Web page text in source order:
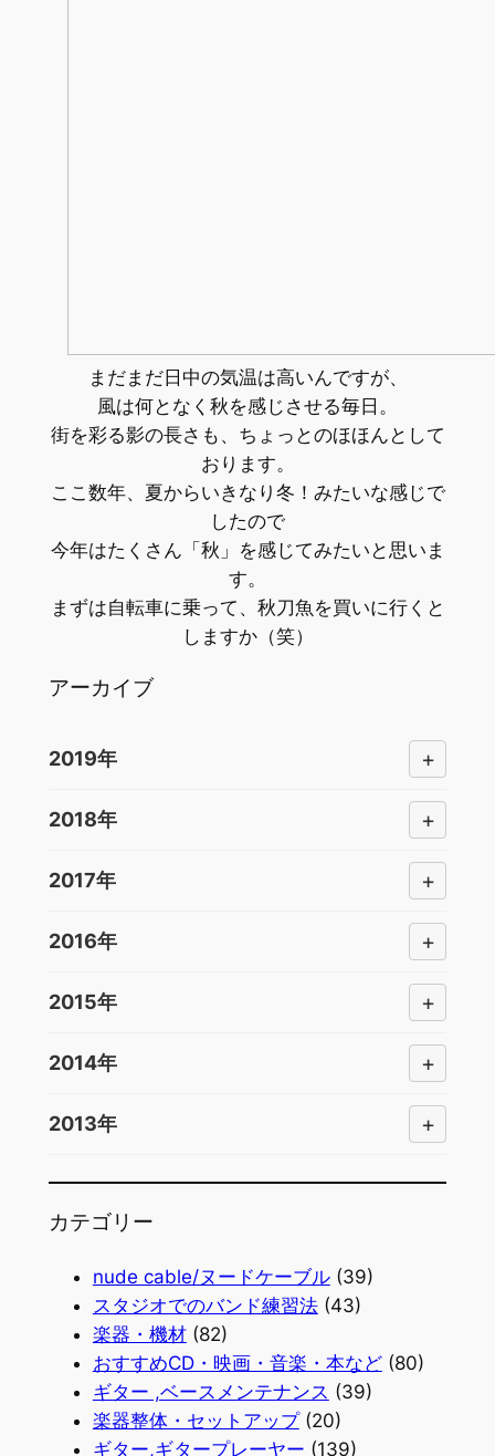
まだまだ日中の気温は高いんですが、
風は何となく秋を感じさせる毎日。
街を彩る影の長さも、ちょっとのほほんとして
おります。
ここ数年、夏からいきなり冬！みたいな感じで
したので
今年はたくさん「秋」を感じてみたいと思いま
す。
まずは自転車に乗って、秋刀魚を買いに行くと
しますか（笑）
アーカイブ
2019年 +
2018年 +
2017年 +
2016年 +
2015年 +
2014年 +
2013年 +
カテゴリー
nude cable/ヌードケーブル(39)
スタジオでのバンド練習法(43)
楽器・機材(82)
おすすめCD・映画・音楽・本など(80)
ギター ,ベースメンテナンス (39)
楽器整体・セットアップ(20)
ギター,ギタープレーヤー (139)